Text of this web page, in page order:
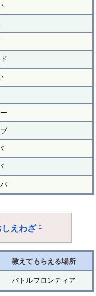
しえわざ †
教えてもらえる場所
バトルフロンティア